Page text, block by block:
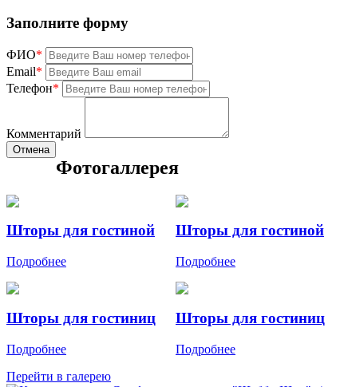
Заполните форму
ФИО*
Email*
Телефон*
Комментарий
Отмена
Фотогаллерея
Шторы для гостиной
Подробнее
Шторы для гостиной
Подробнее
Шторы для гостиниц
Подробнее
Шторы для гостиниц
Подробнее
Перейти в галерею